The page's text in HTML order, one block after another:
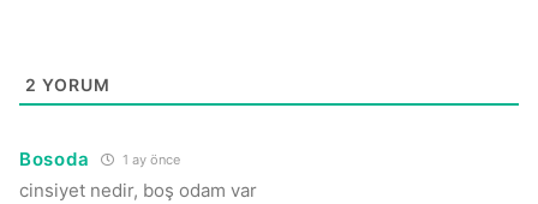
2 YORUM
Bosoda 1 ay önce
cinsiyet nedir, boş odam var